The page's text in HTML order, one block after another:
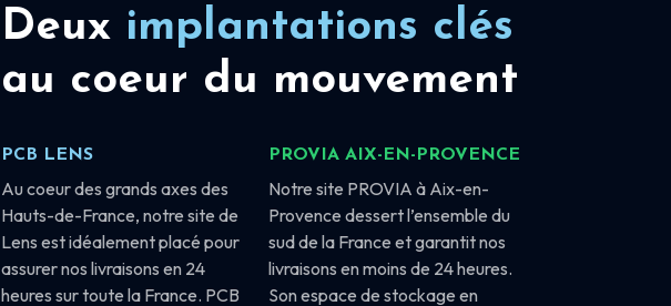
Deux implantations clés
au coeur du mouvement
PCB LENS
Au coeur des grands axes des
Hauts-de-France, notre site de
Lens est idéalement placé pour
assurer nos livraisons en 24
heures sur toute la France. PCB
PROVIA AIX-EN-PROVENCE
Notre site PROVIA à Aix-en-
Provence dessert l’ensemble du
sud de la France et garantit nos
livraisons en moins de 24 heures.
Son espace de stockage en